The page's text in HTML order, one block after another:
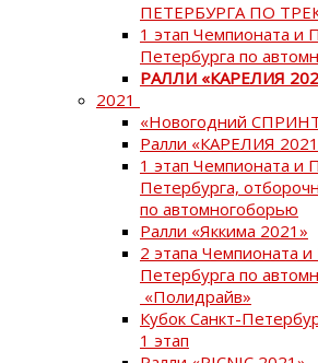
ПЕТЕРБУРГА ПО
1 этап Чемпионата и
Петербурга по
РАЛЛИ «КАРЕЛИЯ
2021
«Новогодний
Ралли «КАРЕЛИЯ
1 этап Чемпионата и
Петербурга,
по автомногоборью
Ралли «Яккима 2021»
2 этапа Чемпионата
Петербурга по
«Полидрайв»
Кубок Санкт-
1 этап